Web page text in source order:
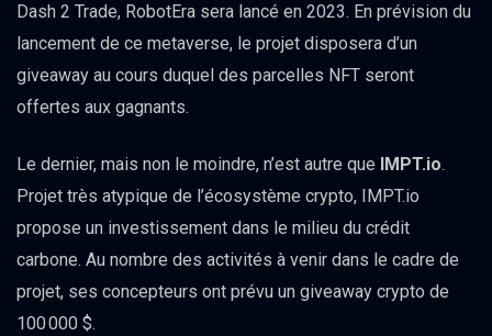
Dash 2 Trade, RobotEra sera lancé en 2023. En prévision du
lancement de ce metaverse, le projet disposera d’un
giveaway au cours duquel des parcelles NFT seront
offertes aux gagnants.
Le dernier, mais non le moindre, n’est autre que IMPT.io.
Projet très atypique de l’écosystème crypto, IMPT.io
propose un investissement dans le milieu du crédit
carbone. Au nombre des activités à venir dans le cadre de
projet, ses concepteurs ont prévu un giveaway crypto de
100 000 $.